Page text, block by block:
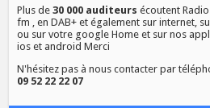
Plus de 30 000 auditeurs écoutent Radio
fm , en DAB+ et également sur internet,
ou sur votre google Home et sur nos
ios et android Merci
N'hésitez pas à nous contacter par
09 52 22 22 07